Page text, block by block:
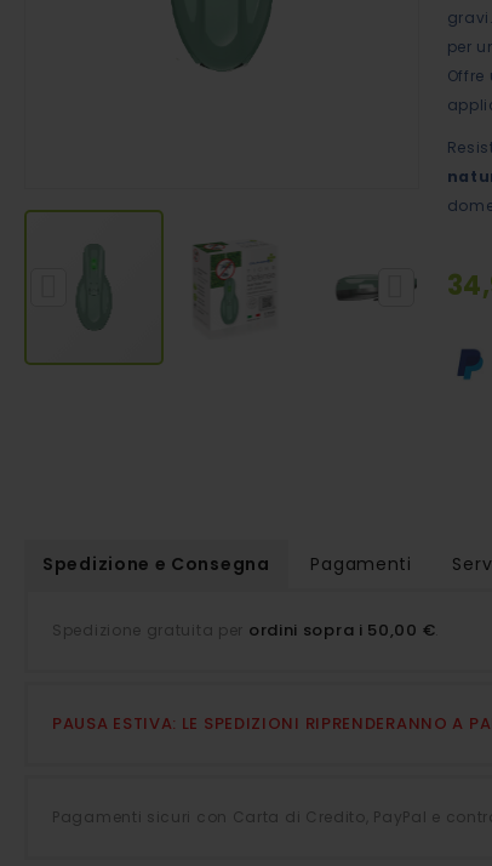
Spedizione e Consegna Pagamenti
Spedizione gratuita per ordini sopra i 50,00 €
PAUSA ESTIVA: LE SPEDIZIONI RIPRENDERANNO A
Pagamenti sicuri con Carta di Credito, PayPal e
per
Offre